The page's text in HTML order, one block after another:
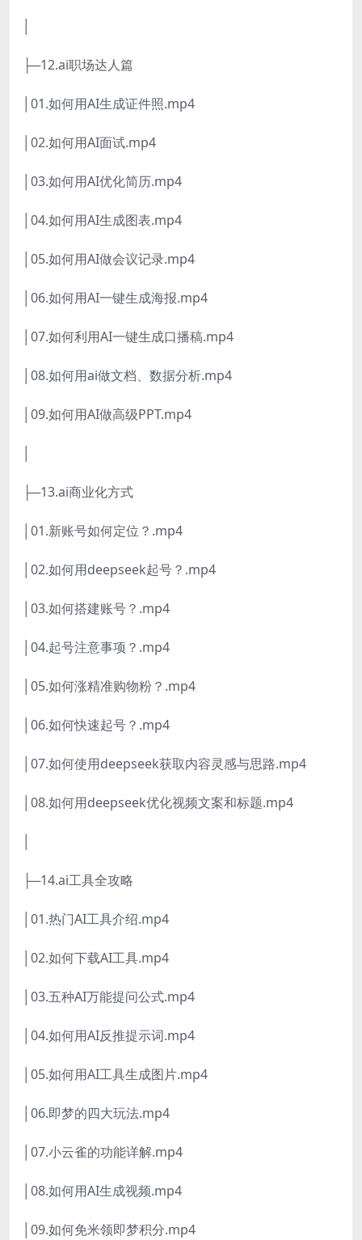
├─12.ai职场达人篇
│01.如何用AI生成证件照.mp4
│02.如何用AI面试.mp4
│03.如何用AI优化简历.mp4
│04.如何用AI生成图表.mp4
│05.如何用AI做会议记录.mp4
│06.如何用AI一键生成海报.mp4
│07.如何利用AI一键生成口播稿.mp4
│08.如何用ai做文档、数据分析.mp4
│09.如何用AI做高级PPT.mp4
├─13.ai商业化方式
│01.新账号如何定位？.mp4
│02.如何用deepseek起号？.mp4
│03.如何搭建账号？.mp4
│04.起号注意事项？.mp4
│05.如何涨精准购物粉？.mp4
│06.如何快速起号？.mp4
│07.如何使用deepseek获取内容灵感与思路.mp4
│08.如何用deepseek优化视频文案和标题.mp4
├─14.ai工具全攻略
│01.热门AI工具介绍.mp4
│02.如何下载AI工具.mp4
│03.五种AI万能提问公式.mp4
│04.如何用AI反推提示词.mp4
│05.如何用AI工具生成图片.mp4
│06.即梦的四大玩法.mp4
│07.小云雀的功能详解.mp4
│08.如何用AI生成视频.mp4
│09.如何免米领即梦积分.mp4